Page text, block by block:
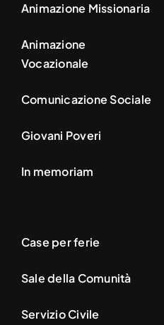
Animazione Missionaria
Animazione
Vocazionale
Comunicazione Sociale
Giovani Poveri
In memoriam
Case per ferie
Sale della Comunità
Servizio Civile